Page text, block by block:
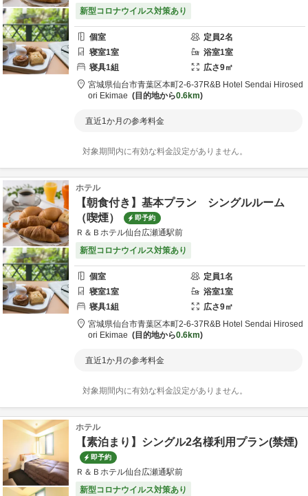
新型コロナウイルス対策あり
個室 定員2名
寝室1室 浴室1室
寝具1組 広さ9㎡
宮城県仙台市青葉区本町2-6-37 R&B Hotel Sendai Hirosed
ori Ekimae
目的地から0.6km
直近1か月の参考料金
対象期間内に有効な料金設定がありません。
ホテル
【朝食付き】基本プラン シングルルーム
（喫煙）
即予約
Ｒ＆Ｂホテル仙台広瀬通駅前
新型コロナウイルス対策あり
個室 定員1名
寝室1室 浴室1室
寝具1組 広さ9㎡
宮城県仙台市青葉区本町2-6-37 R&B Hotel Sendai Hirosed
ori Ekimae
目的地から0.6km
直近1か月の参考料金
対象期間内に有効な料金設定がありません。
ホテル
【素泊まり】シングル2名様利用プラン(禁煙)
即予約
Ｒ＆Ｂホテル仙台広瀬通駅前
新型コロナウイルス対策あり